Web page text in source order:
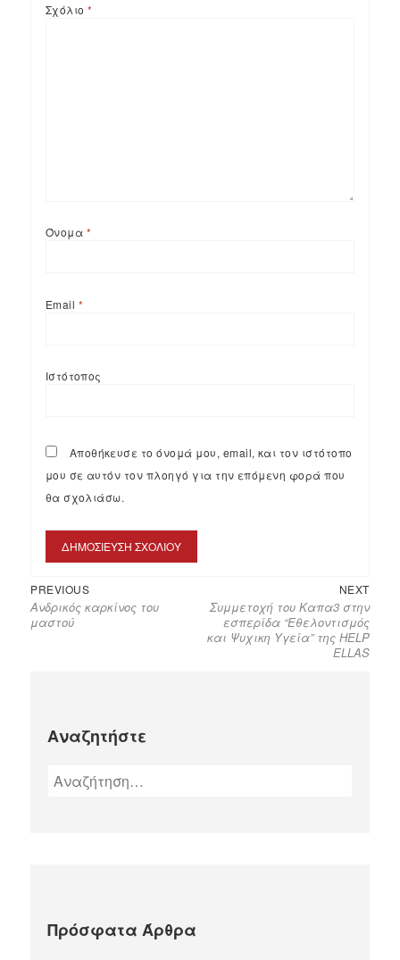
Σχόλιο *
Όνομα *
Email *
Ιστότοπος
Αποθήκευσε το όνομά μου, email, και τον ιστότοπο
μου σε αυτόν τον πλοηγό για την επόμενη φορά που
θα σχολιάσω.
PREVIOUS
Ανδρικός καρκίνος του
μαστού
NEXT
Συμμετοχή του Καπα3 στην
εσπερίδα “Εθελοντισμός
και Ψυχικη Υγεία” της HELP
ELLAS
Αναζητήστε
Πρόσφατα Άρθρα